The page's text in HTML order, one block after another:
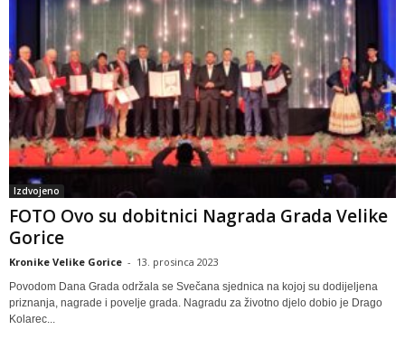
Izdvojeno
FOTO Ovo su dobitnici Nagrada Grada Velike
Gorice
Kronike Velike Gorice - 13. prosinca 2023
Povodom Dana Grada održala se Svečana sjednica na kojoj su dodijeljena
priznanja, nagrade i povelje grada. Nagradu za životno djelo dobio je Drago
Kolarec...